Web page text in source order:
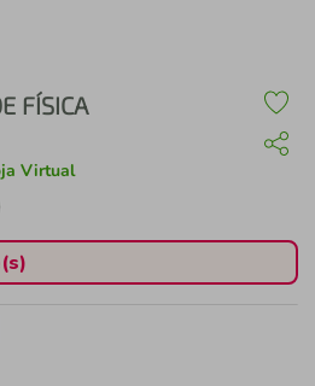
FÍSICA
Virtual